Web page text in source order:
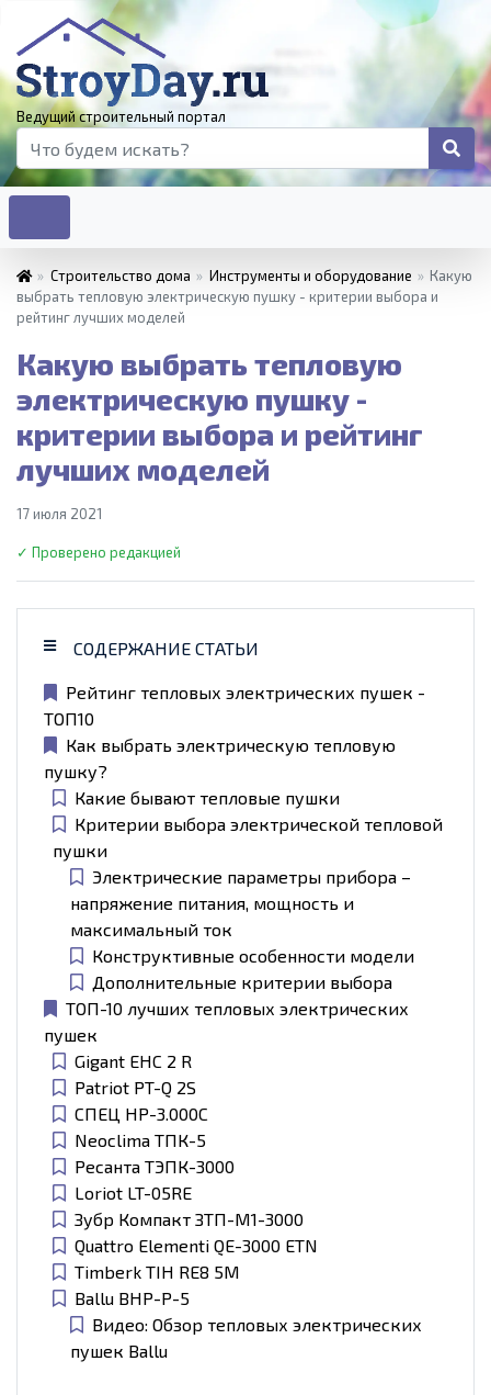
Ведущий строительный портал
» Строительство дома » Инструменты и оборудование » Какую
выбрать тепловую электрическую пушку - критерии выбора и
рейтинг лучших моделей
Какую выбрать тепловую
электрическую пушку -
критерии выбора и рейтинг
лучших моделей
17 июля 2021
✓ Проверено редакцией
СОДЕРЖАНИЕ СТАТЬИ
Рейтинг тепловых электрических пушек -
ТОП10
Как выбрать электрическую тепловую
пушку?
Какие бывают тепловые пушки
Критерии выбора электрической тепловой
пушки
Электрические параметры прибора –
напряжение питания, мощность и
максимальный ток
Конструктивные особенности модели
Дополнительные критерии выбора
ТОП-10 лучших тепловых электрических
пушек
Gigant EHC 2 R
Patriot PT-Q 2S
СПЕЦ HP-3.000C
Neoclima ТПК-5
Ресанта ТЭПК-3000
Loriot LT-05RE
Зубр Компакт ЗТП-М1-3000
Quattro Elementi QE-3000 ETN
Timberk TIH RE8 5M
Ballu BHP-P-5
Видео: Обзор тепловых электрических
пушек Ballu